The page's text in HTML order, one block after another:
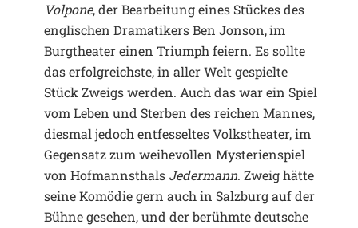
Volpone, der Bearbeitung eines Stückes des
englischen Dramatikers Ben Jonson, im
Burgtheater einen Triumph feiern. Es sollte
das erfolgreichste, in aller Welt gespielte
Stück Zweigs werden. Auch das war ein Spiel
vom Leben und Sterben des reichen Mannes,
diesmal jedoch entfesseltes Volkstheater, im
Gegensatz zum weihevollen Mysterienspiel
von Hofmannsthals Jedermann. Zweig hätte
seine Komödie gern auch in Salzburg auf der
Bühne gesehen, und der berühmte deutsche